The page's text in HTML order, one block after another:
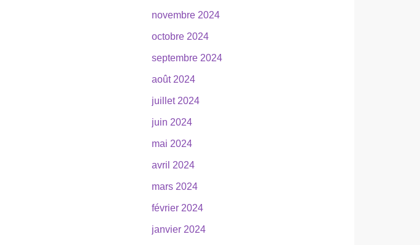
novembre 2024
octobre 2024
septembre 2024
août 2024
juillet 2024
juin 2024
mai 2024
avril 2024
mars 2024
février 2024
janvier 2024